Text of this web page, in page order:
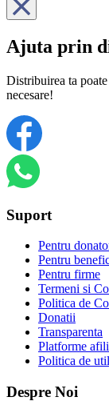
Ajuta prin
Distribuirea ta
necesare!
Suport
Pentru
Pentru
Pentru firme
Termeni si
Politica de
Donatii
Transparenta
Platforme
Politica de
Despre Noi